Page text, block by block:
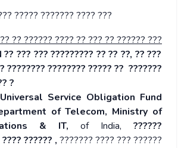
????? ??????? ???? ???
?? ?????? ???? ?? ??? ?? ?????? ???
??? ??? ????????? ?? ?? ??, ?? ???
???????? ???????? ????? ?? ???????
?
Universal Service Obligation Fund
of Telecom, Ministry of
& IT, of India, ??????
?????? , ??????? ???? ??? ??????